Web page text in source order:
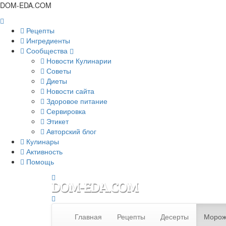
DOM-EDA.COM
Рецепты
Ингредиенты
Сообщества
Новости Кулинарии
Советы
Диеты
Новости сайта
Здоровое питание
Сервировка
Этикет
Авторский блог
Кулинары
Активность
Помощь
Главная Рецепты Десерты